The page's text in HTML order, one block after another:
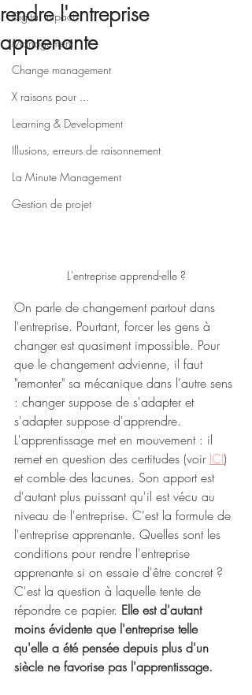
Digital impact
Management
Change management
X raisons pour ...
Learning & Development
Illusions, erreurs de raisonnement
La Minute Management
Gestion de projet
rendre l'entreprise
apprenante
L'entreprise apprend-elle ?
On parle de changement partout dans
l'entreprise. Pourtant, forcer les gens à
changer est quasiment impossible. Pour
que le changement advienne, il faut
"remonter" sa mécanique dans l'autre sens
: changer suppose de s'adapter et
s'adapter suppose d'apprendre.
L'apprentissage met en mouvement : il
remet en question des certitudes (voir ICI)
et comble des lacunes. Son apport est
d'autant plus puissant qu'il est vécu au
niveau de l'entreprise. C'est la formule de
l'entreprise apprenante. Quelles sont les
conditions pour rendre l'entreprise
apprenante si on essaie d'être concret ?
C'est la question à laquelle tente de
répondre ce papier. Elle est d'autant
moins évidente que l'entreprise telle
qu'elle a été pensée depuis plus d'un
siècle ne favorise pas l'apprentissage.